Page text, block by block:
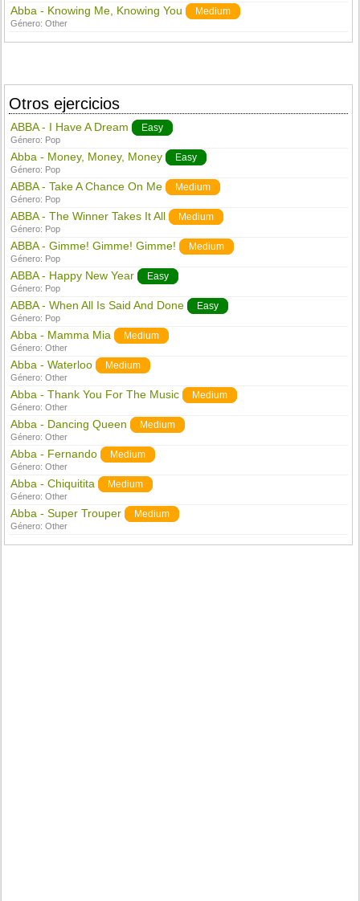
Abba - Knowing Me, Knowing You Medium
Género:Other
Otros ejercicios
ABBA - I Have A Dream Easy
Género: Pop
Abba - Money, Money, Money Easy
Género: Pop
ABBA - Take A Chance On Me Medium
Género: Pop
ABBA - The Winner Takes It All Medium
Género: Pop
ABBA - Gimme! Gimme! Gimme! Medium
Género: Pop
ABBA - Happy New Year Easy
Género: Pop
ABBA - When All Is Said And Done Easy
Género: Pop
Abba - Mamma Mia Medium
Género:Other
Abba - Waterloo Medium
Género:Other
Abba - Thank You For The Music Medium
Género:Other
Abba - Dancing Queen Medium
Género:Other
Abba - Fernando Medium
Género:Other
Abba - Chiquitita Medium
Género:Other
Abba - Super Trouper Medium
Género:Other